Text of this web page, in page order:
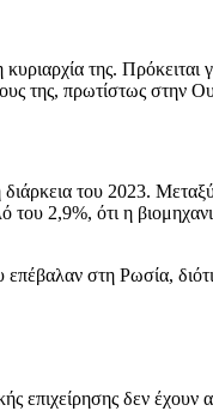
της.
της, πρωτίστως στην
του 2023.
2,9%, ότι η
στη Ρωσία,
δεν έχουν